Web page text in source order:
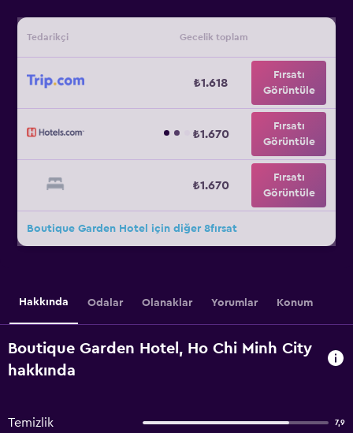
Tedarikçi Gecelik toplam
₺1.618
Fırsatı
Görüntüle
₺1.670
Fırsatı
Görüntüle
₺1.670
Fırsatı
Görüntüle
Boutique Garden Hotel için diğer 8fırsat
Hakkında Odalar Olanaklar Yorumlar Konum
Boutique Garden Hotel, Ho Chi Minh City
hakkında
Temizlik 7,9